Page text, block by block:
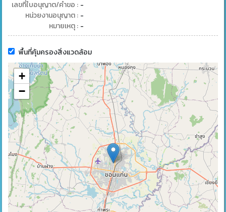
เลขที่ใบอนุญาต/คำขอ : -
หน่วยงานอนุญาต : -
หมายเหตุ : -
พื้นที่คุ้มครองสิ่งแวดล้อม
+
−